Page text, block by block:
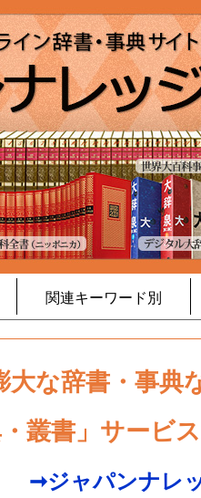
関連キーワード別
な辞書・事典
叢書」サービス
➞ジャパンナレ